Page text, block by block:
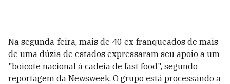
Na segunda-feira, mais de 40 ex-franqueados de mais
de uma dúzia de estados expressaram seu apoio a um
"boicote nacional à cadeia de fast food", segundo
reportagem da Newsweek. O grupo está processando a